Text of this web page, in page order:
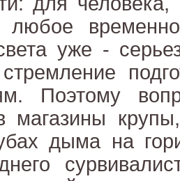
любое
уже -
Поэтому
магазины
дыма на